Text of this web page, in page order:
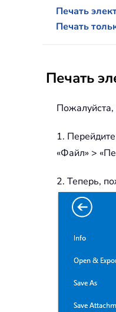
Печать
Печать
Печать
Пожалуйста,
1.
«Файл» >
2. Теперь,